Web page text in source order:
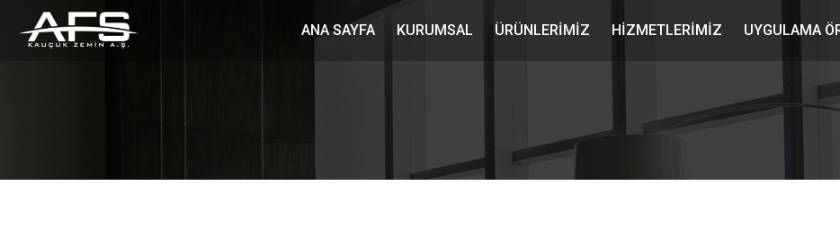
ANA SAYFA KURUMSAL ÜRÜNLERIMIZ HIZMETLERIMIZ UYGULAMA